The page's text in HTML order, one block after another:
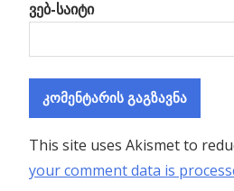
ვებ-საიტი
This site uses Akismet to
your comment data is